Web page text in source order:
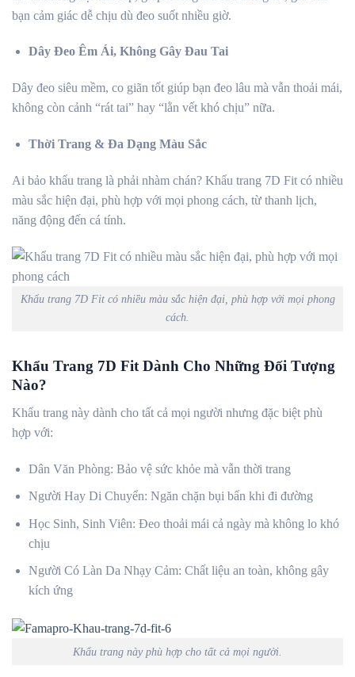
bạn cảm giác dễ chịu dù đeo suốt nhiều giờ.
Dây Đeo Êm Ái, Không Gây Đau Tai
Dây đeo siêu mềm, co giãn tốt giúp bạn đeo lâu mà vẫn thoải mái,
không còn cảnh “rát tai” hay “lằn vết khó chịu” nữa.
Thời Trang & Đa Dạng Màu Sắc
Ai bảo khẩu trang là phải nhàm chán? Khẩu trang 7D Fit có nhiều
màu sắc hiện đại, phù hợp với mọi phong cách, từ thanh lịch,
năng động đến cá tính.
Khẩu trang 7D Fit có nhiều màu sắc hiện đại, phù hợp với mọi phong
cách.
Khẩu Trang 7D Fit Dành Cho Những Đối Tượng
Nào?
Khẩu trang này dành cho tất cả mọi người nhưng đặc biệt phù
hợp với:
Dân Văn Phòng: Bảo vệ sức khỏe mà vẫn thời trang
Người Hay Di Chuyển: Ngăn chặn bụi bẩn khi đi đường
Học Sinh, Sinh Viên: Đeo thoải mái cả ngày mà không lo khó
chịu
Người Có Làn Da Nhạy Cảm: Chất liệu an toàn, không gây
kích ứng
Khẩu trang này phù hợp cho tất cả mọi người.